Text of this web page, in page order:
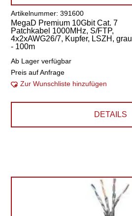
Artikelnummer: 391600
MegaD Premium 10Gbit Cat. 7
Patchkabel 1000MHz, S/FTP,
4x2xAWG26/7, Kupfer, LSZH, grau
- 100m
Ab Lager verfügbar
Preis auf Anfrage
Zur Wunschliste hinzufügen
DETAILS